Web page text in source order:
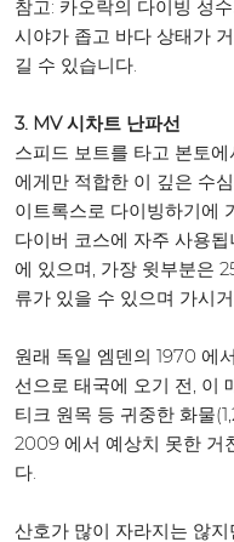
참고: 카오락의 다이빙 성
시야가 좁고 바다 상태가
길 수 있습니다.
3. MV 시차트 난파선
스피드 보트를 타고 본토
에게만 적합한 이 깊은 수
이트록스로 다이빙하기에
다이버 코스에 자주 사용
에 있으며, 가장 윗부분은
류가 있을 수 있으며 가시
원래 독일 엠덴의 1970 에
선으로 태국에 오기 전, 이
티크 원목 등 귀중한 화물
2009 에서 예상치 못한 거
다.
산호가 많이 자라지는 않